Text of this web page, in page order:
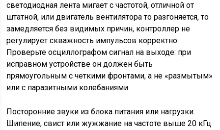
светодиодная лента мигает с частотой, отличной от
штатной, или двигатель вентилятора то разгоняется, то
замедляется без видимых причин, контроллер не
регулирует скважность импульсов корректно.
Проверьте осциллографом сигнал на выходе: при
исправном устройстве он должен быть
прямоугольным с четкими фронтами, а не «размытым»
или с паразитными колебаниями.
Посторонние звуки из блока питания или нагрузки.
Шипение, свист или жужжание на частоте выше 20 кГц